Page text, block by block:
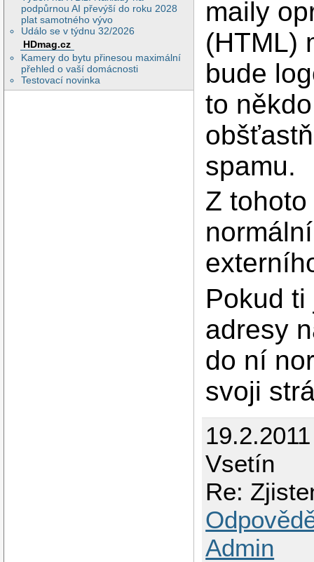
podpůrnou AI převýší do roku 2028
plat samotného vývo
Událo se v týdnu 32/2026
HDmag.cz
Kamery do bytu přinesou maximální
přehled o vaší domácnosti
Testovací novinka
maily
(HTML)
bude
to
spamu.
Z
Pokud
adresy
do ní
svoji
Vsetín
Re:
Admin